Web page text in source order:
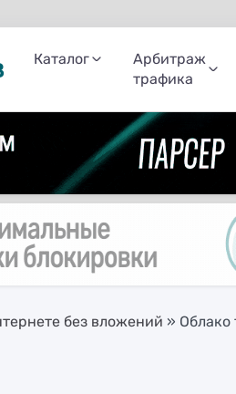
Каталог
Арбитраж
трафика
без вложений » Облако